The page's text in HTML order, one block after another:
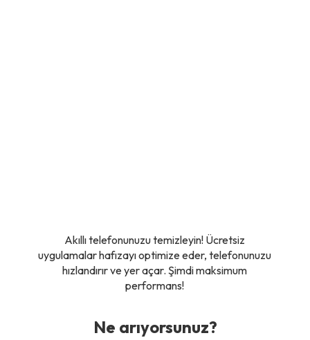
Akıllı telefonunuzu temizleyin! Ücretsiz
uygulamalar hafızayı optimize eder, telefonunuzu
hızlandırır ve yer açar. Şimdi maksimum
performans!
Ne arıyorsunuz?